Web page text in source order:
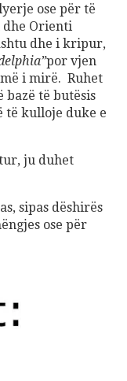
ose për të
Orienti
dhe i kripur,
por vjen
i mirë. Ruhet
të butësis
të kulloje duke e
ju duhet
sipas dëshirës
ose për